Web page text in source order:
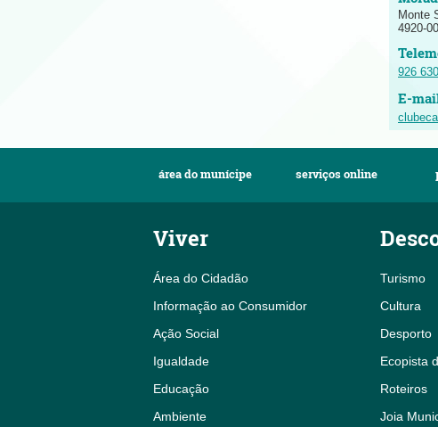
Monte
4920-
926
área do munícipe serviços online
Viver
Área do Cidadão
Informação ao Consumidor
Ação Social
Igualdade
Educação
Ambiente
Turismo
Cultura
Desporto
Ecopista
Roteiros
Joia